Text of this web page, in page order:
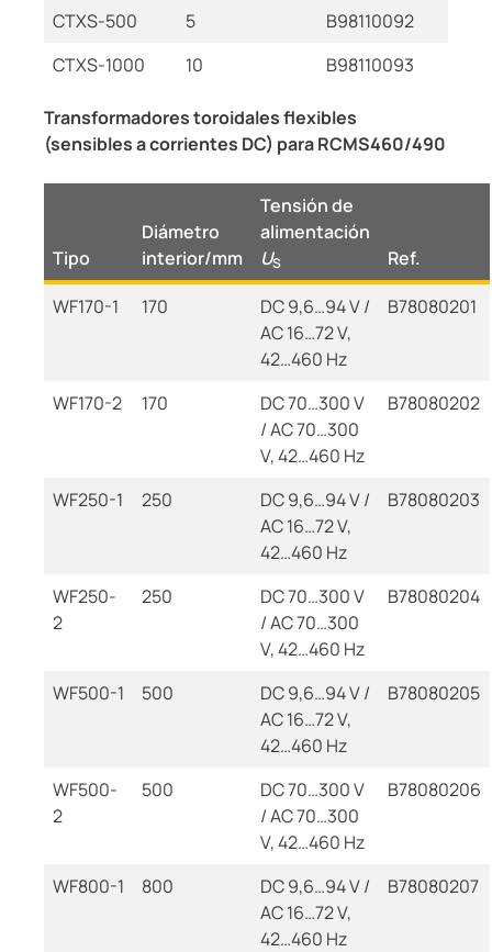
CTXS-500 5
B98110092
CTXS-1000
10 B98110093
Transformadores toroidales flexibles
(sensibles a corrientes DC) para RCMS460/490
Tipo
Diámetro
interior/mm
Tensión de
alimentación
US
Ref.
WF170-1
170
DC 9,6…94 V /
AC 16…72 V,
42…460 Hz
B78080201
WF170-2 170
DC 70…300 V
/ AC 70…300
V, 42…460 Hz
B78080202
WF250-1 250
DC 9,6…94 V /
AC 16…72 V,
42…460 Hz
B78080203
WF250-
2
250
DC 70…300 V
/ AC 70…300
V, 42…460 Hz
B78080204
WF500-1 500
DC 9,6…94 V /
AC 16…72 V,
42…460 Hz
B78080205
WF500-
2
500
DC 70…300 V
/ AC 70…300
V, 42…460 Hz
B78080206
WF800-1 800
DC 9,6…94 V /
AC 16…72 V,
42…460 Hz
B78080207